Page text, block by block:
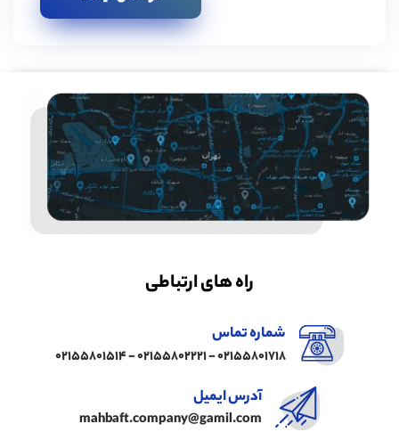
راه های ارتباطی
شماره تماس
02155801718 - 02155802221 - 02155801514
آدرس ایمیل
mahbaft.company@gamil.com